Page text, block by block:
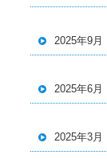
2025年9月
2025年6月
2025年3月